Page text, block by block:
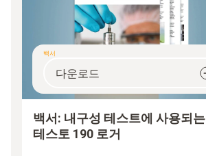
백서
다운로드
백서: 내구성 테스트에 사용되는
테스토 190 로거